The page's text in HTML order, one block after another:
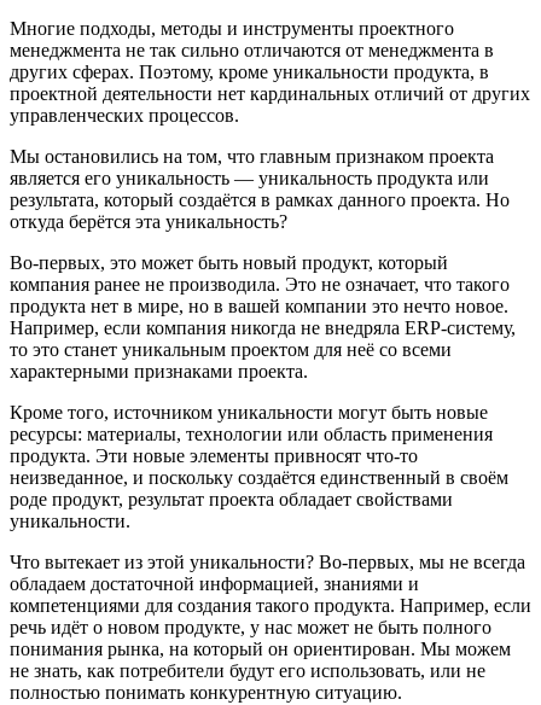
Многие подходы, методы и инструменты проектного
менеджмента не так сильно отличаются от менеджмента в
других сферах. Поэтому, кроме уникальности продукта, в
проектной деятельности нет кардинальных отличий от других
управленческих процессов.
Мы остановились на том, что главным признаком проекта
является его уникальность — уникальность продукта или
результата, который создаётся в рамках данного проекта. Но
откуда берётся эта уникальность?
Во-первых, это может быть новый продукт, который
компания ранее не производила. Это не означает, что такого
продукта нет в мире, но в вашей компании это нечто новое.
Например, если компания никогда не внедряла ERP-систему,
то это станет уникальным проектом для неё со всеми
характерными признаками проекта.
Кроме того, источником уникальности могут быть новые
ресурсы: материалы, технологии или область применения
продукта. Эти новые элементы привносят что-то
неизведанное, и поскольку создаётся единственный в своём
роде продукт, результат проекта обладает свойствами
уникальности.
Что вытекает из этой уникальности? Во-первых, мы не всегда
обладаем достаточной информацией, знаниями и
компетенциями для создания такого продукта. Например, если
речь идёт о новом продукте, у нас может не быть полного
понимания рынка, на который он ориентирован. Мы можем
не знать, как потребители будут его использовать, или не
полностью понимать конкурентную ситуацию.